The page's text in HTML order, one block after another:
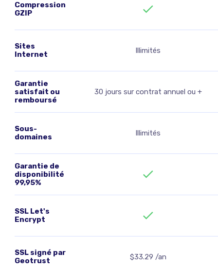
Compression
GZIP
Sites
Internet
Garantie
satisfait ou
remboursé
Sous-
domaines
Garantie de
disponibilité
99,95%
SSL Let's
Encrypt
SSL signé par
Geotrust
Illimités
30 jours sur contrat annuel ou +
Illimités
$33.29 /an